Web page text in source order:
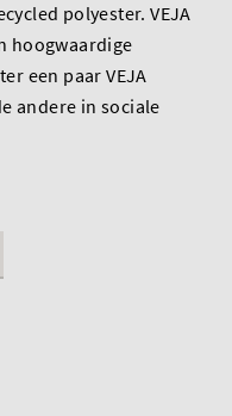
polyester. VEJA
hoogwaardige
een paar VEJA
andere in sociale